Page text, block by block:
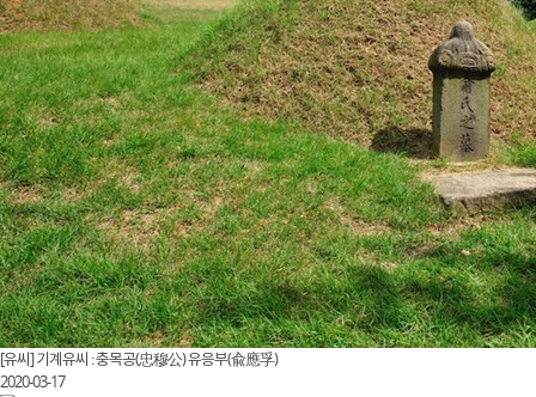
[유씨] 기계유씨 : 충목공(忠穆公) 유응부(兪應孚)
2020-03-17